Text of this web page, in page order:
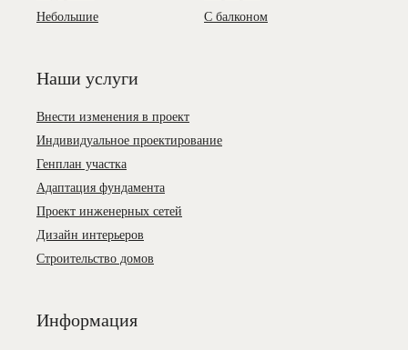
Небольшие
С балконом
Наши услуги
Внести изменения в проект
Индивидуальное проектирование
Генплан участка
Адаптация фундамента
Проект инженерных сетей
Дизайн интерьеров
Строительство домов
Информация